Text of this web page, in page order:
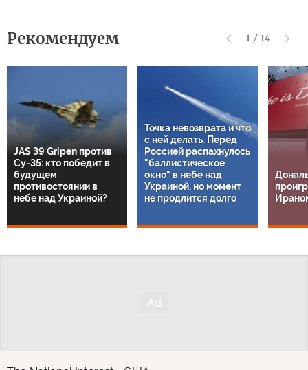
Рекомендуем 1 / 14
JAS 39 Gripen против
Су-35: кто победит в
будущем
противостоянии в
небе над Украиной?
Точка невозврата и что
с ней делать. Перед
Россией распахнулось
"баллистическое
окно" в небе над
Украиной, но момент
не продлится долго